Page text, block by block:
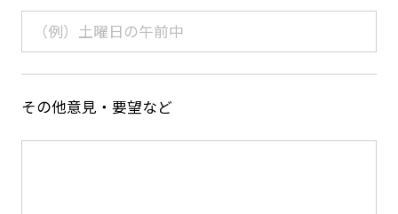
その他意見・要望など